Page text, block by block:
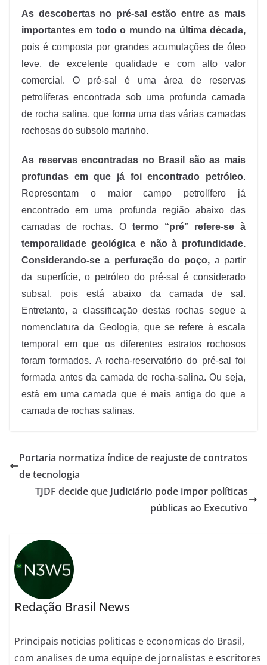
As descobertas no pré-sal estão entre as mais
importantes em todo o mundo na última década,
pois é composta por grandes acumulações de óleo
leve, de excelente qualidade e com alto valor
comercial. O pré-sal é uma área de reservas
petrolíferas encontrada sob uma profunda camada
de rocha salina, que forma uma das várias camadas
rochosas do subsolo marinho.
As reservas encontradas no Brasil são as mais
profundas em que já foi encontrado petróleo.
Representam o maior campo petrolífero já
encontrado em uma profunda região abaixo das
camadas de rochas. O termo “pré” refere-se à
temporalidade geológica e não à profundidade.
Considerando-se a perfuração do poço, a partir
da superfície, o petróleo do pré-sal é considerado
subsal, pois está abaixo da camada de sal.
Entretanto, a classificação destas rochas segue a
nomenclatura da Geologia, que se refere à escala
temporal em que os diferentes estratos rochosos
foram formados. A rocha-reservatório do pré-sal foi
formada antes da camada de rocha-salina. Ou seja,
está em uma camada que é mais antiga do que a
camada de rochas salinas.
Portaria normatiza índice de reajuste de contratos
de tecnologia
TJDF decide que Judiciário pode impor políticas
públicas ao Executivo
Redação Brasil News
Principais noticias politicas e economicas do Brasil,
com analises de uma equipe de jornalistas e escritores